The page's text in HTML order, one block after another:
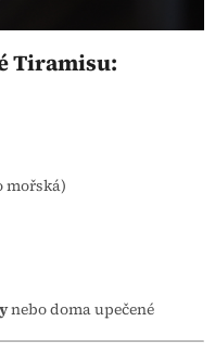
Tiramisu:
mořská)
nebo doma upečené